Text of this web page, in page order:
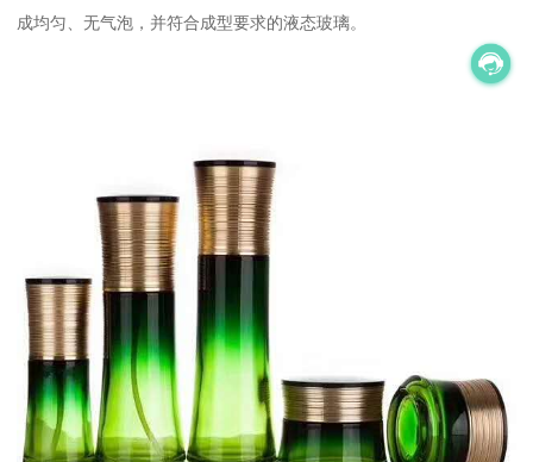
成均匀、无气泡，并符合成型要求的液态玻璃。